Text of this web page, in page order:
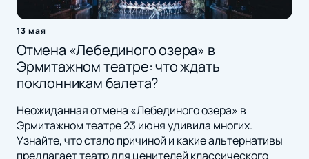
13 мая
Отмена «Лебединого озера» в
Эрмитажном театре: что ждать
поклонникам балета?
Неожиданная отмена «Лебединого озера» в
Эрмитажном театре 23 июня удивила многих.
Узнайте, что стало причиной и какие альтернативы
предлагает театр для ценителей классического